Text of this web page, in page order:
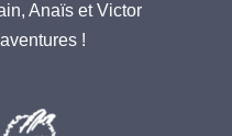
Anaïs et Victor
!